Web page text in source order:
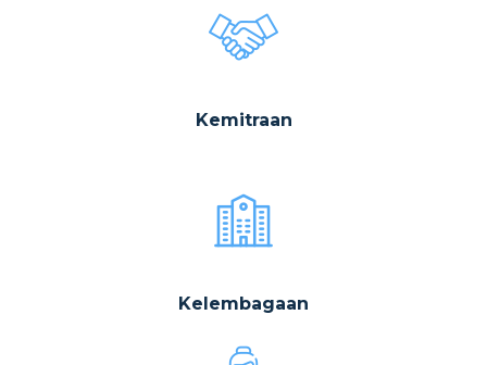
Kemitraan
Kelembagaan